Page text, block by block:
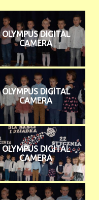
OLYMPUS DIGITAL
CAMERA
OLYMPUS DIGITAL
CAMERA
OLYMPUS DIGITAL
CAMERA